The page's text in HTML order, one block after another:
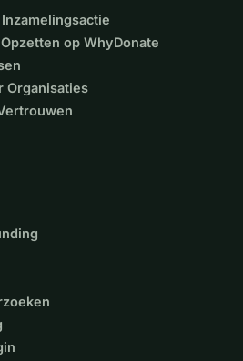
op WhyDonate
Organisaties